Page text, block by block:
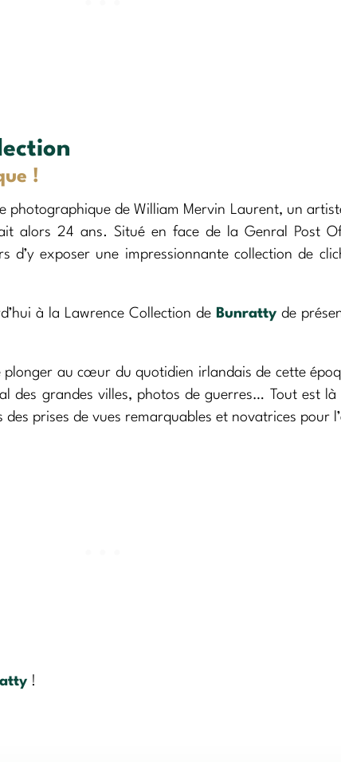
!
photographique de William Mervin Laurent, un
alors 24 ans. Situé en face de la Genral Post
d’y exposer une impressionnante collection de
à la Lawrence Collection de Bunratty de
au cœur du quotidien irlandais de cette
des grandes villes, photos de guerres… Tout est
des prises de vues remarquables et novatrices pour
!